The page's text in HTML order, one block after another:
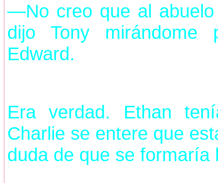
—No creo que al
dijo Tony
Edward.
Era verdad. Ethan
Charlie se entere que
duda de que se